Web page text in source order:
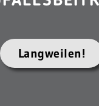
Langweilen!